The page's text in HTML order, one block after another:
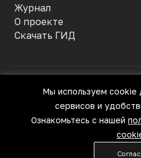
Мы используем cookie
сервисов и
Ознакомьтесь с нашей
Журнал
О проекте
Скачать ГИД
Пользовательское
18+
© Большое Русское Вино,
Все права защищены